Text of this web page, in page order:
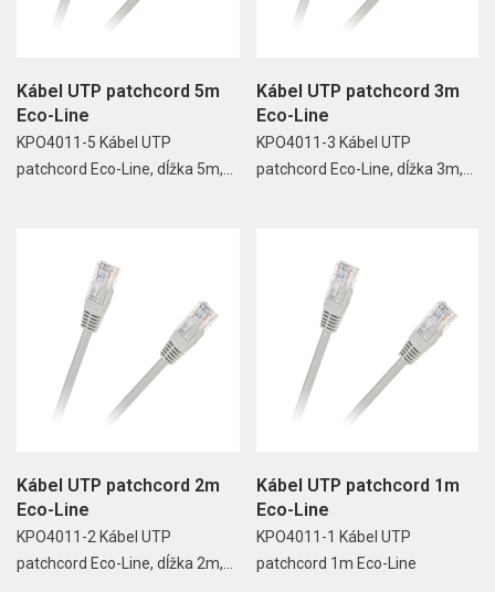
Kábel UTP patchcord 5m
Eco-Line
KPO4011-5 Kábel UTP
patchcord Eco-Line, dĺžka 5m,...
Kábel UTP patchcord 3m
Eco-Line
KPO4011-3 Kábel UTP
patchcord Eco-Line, dĺžka 3m,...
Kábel UTP patchcord 2m
Eco-Line
KPO4011-2 Kábel UTP
patchcord Eco-Line, dĺžka 2m,...
Kábel UTP patchcord 1m
Eco-Line
KPO4011-1 Kábel UTP
patchcord 1m Eco-Line